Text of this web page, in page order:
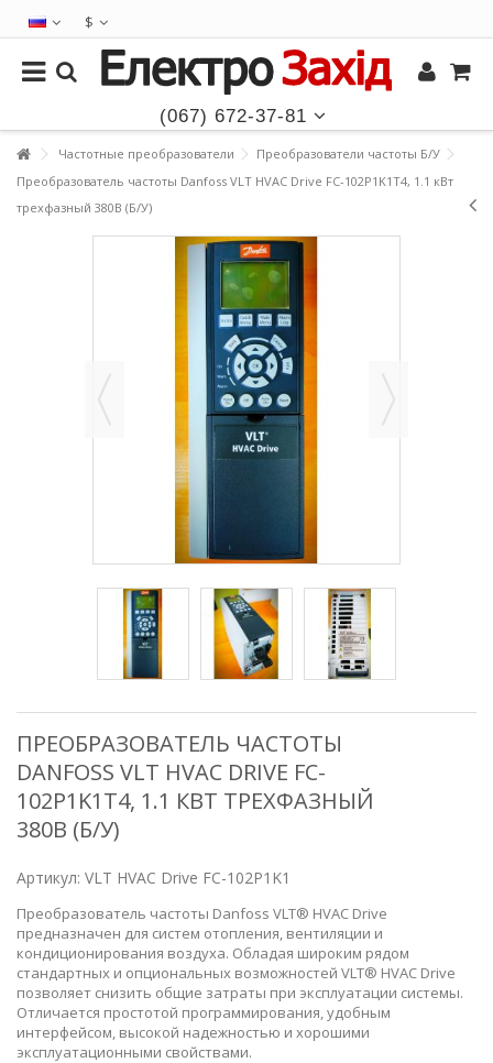
$
(067) 672-37-81
Частотные преобразователи
Преобразователи частоты Б/У
Преобразователь частоты Danfoss VLT HVAC Drive FC-102P1K1T4, 1.1 кВт
трехфазный 380В (Б/У)
ПРЕОБРАЗОВАТЕЛЬ ЧАСТОТЫ
DANFOSS VLT HVAC DRIVE FC-
102P1K1T4, 1.1 КВТ ТРЕХФАЗНЫЙ
380В (Б/У)
Артикул: VLT HVAC Drive FC-102P1K1
Преобразователь частоты Danfoss VLT® HVAC Drive
предназначен для систем отопления, вентиляции и
кондиционирования воздуха. Обладая широким рядом
стандартных и опциональных возможностей VLT® HVAC Drive
позволяет снизить общие затраты при эксплуатации системы.
Отличается простотой программирования, удобным
интерфейсом, высокой надежностью и хорошими
эксплуатационными свойствами.